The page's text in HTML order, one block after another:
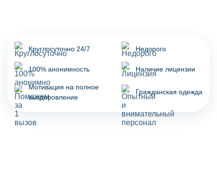
Круглосуточно 24/7 Недорого
100% анонимность Наличие лицензии
Мотивация на полное
выздоровление
Гражданская одежда